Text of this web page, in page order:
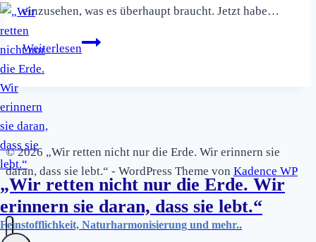
„Wir retten nicht nur die Erde. Wir
erinnern sie daran, dass sie lebt.“
Feinstofflichkeit, Naturharmonisierung und mehr..
einzusehen, was es überhaupt braucht. Jetzt habe…
Weiterlesen
Korrekturen
nun
statt
© 2026 „Wir retten nicht nur die Erde. Wir erinnern sie
daran, dass sie lebt.“ - WordPress Theme von Kadence WP